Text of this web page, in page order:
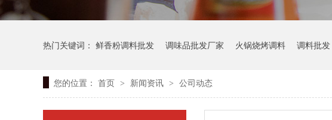
热门关键词： 鲜香粉调料批发 调味品批发厂家 火锅烧烤调料 调料批发
您的位置： 首页 > 新闻资讯 > 公司动态